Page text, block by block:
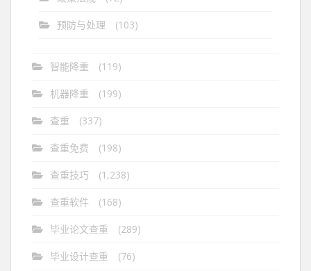
预防与处理 (103)
智能降重 (119)
机器降重 (199)
查重 (337)
查重免费 (198)
查重技巧 (1,238)
查重软件 (168)
毕业论文查重 (289)
毕业设计查重 (76)